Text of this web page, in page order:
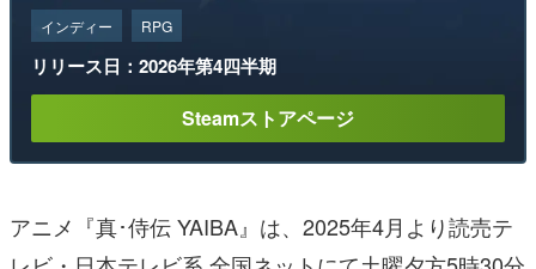
インディー RPG
リリース日：2026年第4四半期
Steamストアページ
アニメ『真･侍伝 YAIBA』は、2025年4月より読売テ